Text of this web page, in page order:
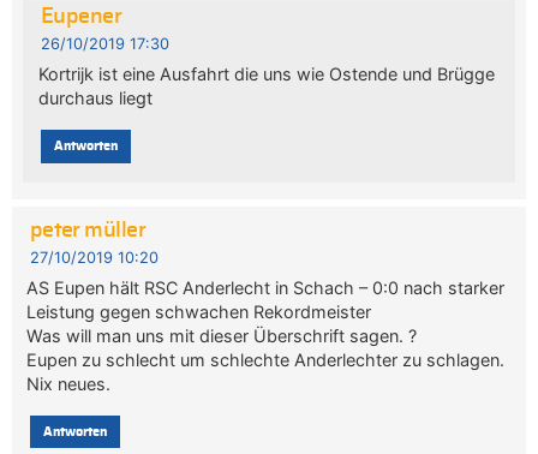
Eupener
26/10/2019 17:30
Kortrijk ist eine Ausfahrt die uns wie Ostende und Brügge
durchaus liegt
Antworten
peter müller
27/10/2019 10:20
AS Eupen hält RSC Anderlecht in Schach – 0:0 nach starker
Leistung gegen schwachen Rekordmeister
Was will man uns mit dieser Überschrift sagen. ?
Eupen zu schlecht um schlechte Anderlechter zu schlagen.
Nix neues.
Antworten